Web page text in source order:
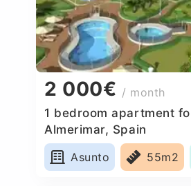
2 000€ / month
1 bedroom apartment
Almerimar, Spain
Asunto
55m2